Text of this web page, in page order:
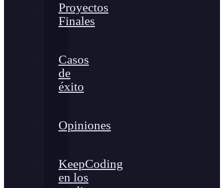
Proyectos
Finales
Casos
de
éxito
Opiniones
KeepCoding
en los